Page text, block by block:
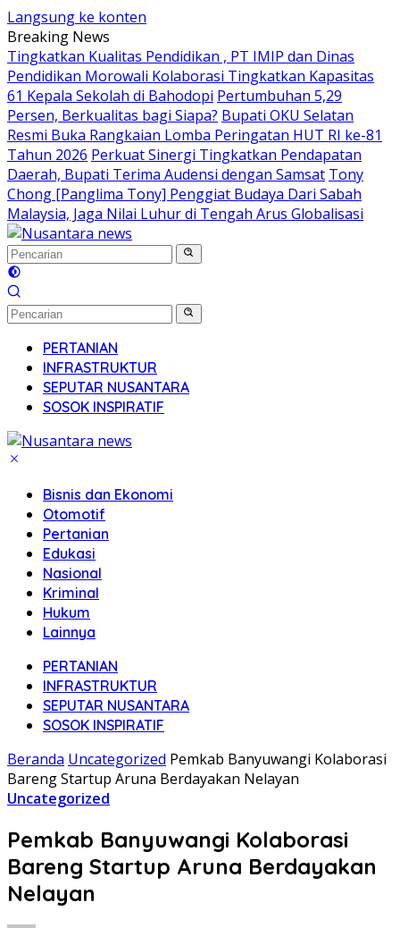
Langsung ke konten
Breaking News
Tingkatkan Kualitas Pendidikan , PT IMIP dan Dinas
Pendidikan Morowali Kolaborasi Tingkatkan Kapasitas
61 Kepala Sekolah di Bahodopi Pertumbuhan 5,29
Persen, Berkualitas bagi Siapa? Bupati OKU Selatan
Resmi Buka Rangkaian Lomba Peringatan HUT RI ke-81
Tahun 2026 Perkuat Sinergi Tingkatkan Pendapatan
Daerah, Bupati Terima Audensi dengan Samsat Tony
Chong [Panglima Tony] Penggiat Budaya Dari Sabah
Malaysia, Jaga Nilai Luhur di Tengah Arus Globalisasi
PERTANIAN
INFRASTRUKTUR
SEPUTAR NUSANTARA
SOSOK INSPIRATIF
Bisnis dan Ekonomi
Otomotif
Pertanian
Edukasi
Nasional
Kriminal
Hukum
Lainnya
PERTANIAN
INFRASTRUKTUR
SEPUTAR NUSANTARA
SOSOK INSPIRATIF
Beranda Uncategorized Pemkab Banyuwangi Kolaborasi
Bareng Startup Aruna Berdayakan Nelayan
Uncategorized
Pemkab Banyuwangi Kolaborasi
Bareng Startup Aruna Berdayakan
Nelayan